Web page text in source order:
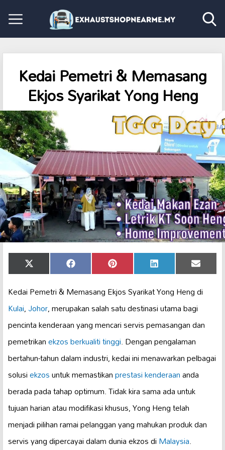
Kedai Pemetri & Memasang
Ekjos Syarikat Yong Heng
Share
on
X
(Twitter)
Share
on
Facebook Share
on
Pinterest Share
on
LinkedIn Share
on
Email
Kedai Pemetri & Memasang Ekjos Syarikat Yong Heng di
Kulai,Johor, merupakan salah satu destinasi utama bagi
pencinta kenderaan yang mencari servis pemasangan dan
pemetrikanekzos berkualiti tinggi. Dengan pengalaman
bertahun-tahun dalam industri, kedai ini menawarkan pelbagai
solusiekzosuntuk memastikanprestasi kenderaananda
berada pada tahap optimum. Tidak kira sama ada untuk
tujuan harian atau modifikasi khusus, Yong Heng telah
menjadi pilihan ramai pelanggan yang mahukan produk dan
servis yang dipercayai dalam dunia ekzos diMalaysia.